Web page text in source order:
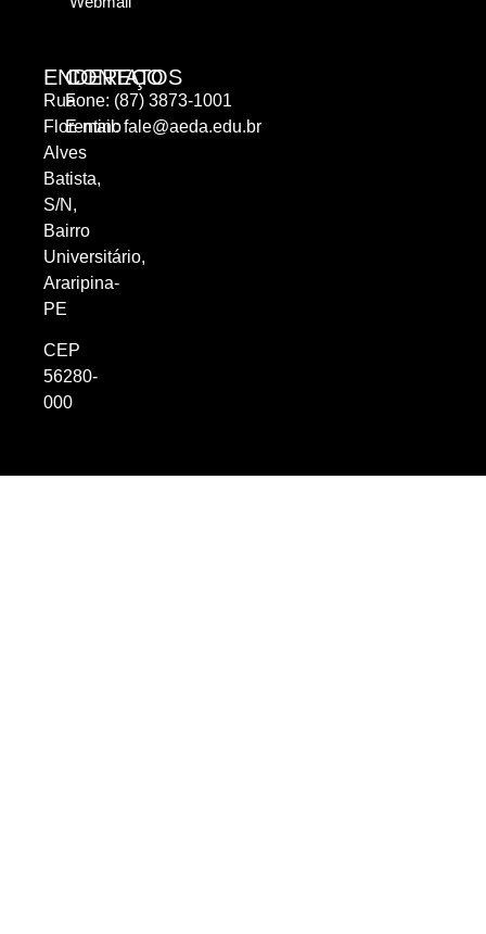
ENDEREÇO
Rua
Florentino
Alves
Batista,
S/N,
Bairro
Universitário,
Araripina-
PE
CEP
56280-
000
CONTATOS
Fone: (87) 3873-1001
E-mail:fale@aeda.edu.br